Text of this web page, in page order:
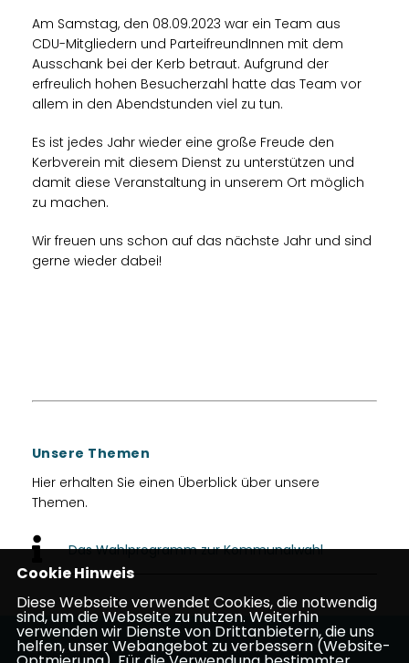
Am Samstag, den 08.09.2023 war ein Team aus
CDU-Mitgliedern und ParteifreundInnen mit dem
Ausschank bei der Kerb betraut. Aufgrund der
erfreulich hohen Besucherzahl hatte das Team vor
allem in den Abendstunden viel zu tun.
Es ist jedes Jahr wieder eine große Freude den
Kerbverein mit diesem Dienst zu unterstützen und
damit diese Veranstaltung in unserem Ort möglich
zu machen.
Wir freuen uns schon auf das nächste Jahr und sind
gerne wieder dabei!
Unsere Themen
Hier erhalten Sie einen Überblick über unsere
Themen.
Das Wahlprogramm zur Kommunalwahl
Homepage des Gemeindeverbands der CDU
Cookie Hinweis
Diese Webseite verwendet Cookies, die notwendig
sind, um die Webseite zu nutzen. Weiterhin
verwenden wir Dienste von Drittanbietern, die uns
helfen, unser Webangebot zu verbessern (Website-